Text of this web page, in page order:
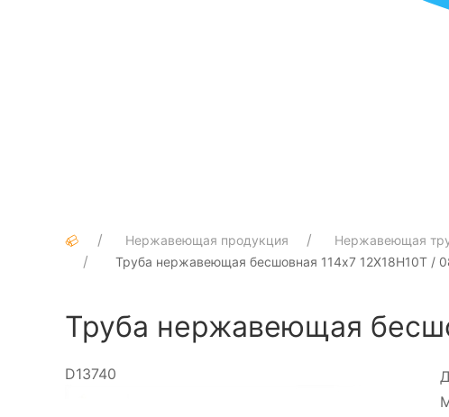
Нержавеющая продукция Нержавеющая
Труба нержавеющая бесшовная 114х7 12Х18Н10Т /
Труба нержавеющая
D13740